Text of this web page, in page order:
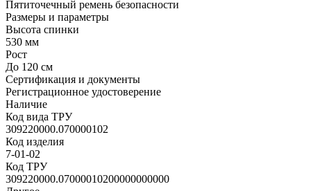
Пятиточечный ремень безопасности
Размеры и параметры
Высота спинки
530 мм
Рост
До 120 см
Сертификация и документы
Регистрационное удостоверение
Наличие
Код вида ТРУ
309220000.070000102
Код изделия
7-01-02
Код ТРУ
309220000.07000010200000000000